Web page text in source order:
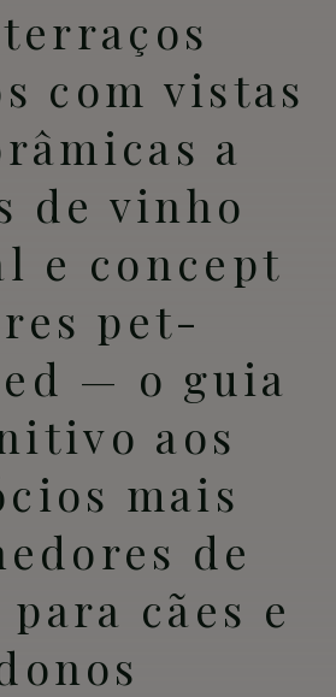
com vistas
a
de vinho
e concept
pet-
— o guia
aos
mais
de
cães e